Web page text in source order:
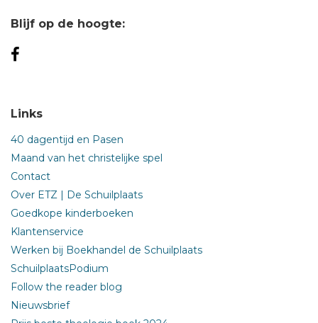
Blijf op de hoogte:
Links
40 dagentijd en Pasen
Maand van het christelijke spel
Contact
Over ETZ | De Schuilplaats
Goedkope kinderboeken
Klantenservice
Werken bij Boekhandel de Schuilplaats
SchuilplaatsPodium
Follow the reader blog
Nieuwsbrief